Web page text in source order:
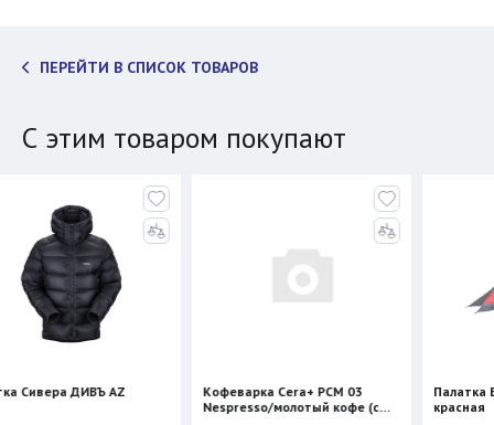
ПЕРЕЙТИ В СПИСОК ТОВАРОВ
С этим товаром покупают
AZ
Кофеварка Cera+ PCM 03
Nespresso/молотый кофе (с
Палатка BTrace
красная